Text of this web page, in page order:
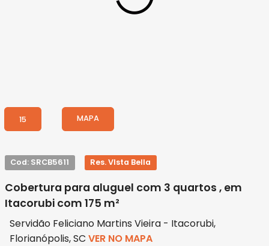
15 MAPA
Cod: SRCB5611 Res. VIsta Bella
Cobertura para aluguel com 3 quartos , em
Itacorubi com 175 m²
Servidão Feliciano Martins Vieira - Itacorubi,
Florianópolis, SC VER NO MAPA